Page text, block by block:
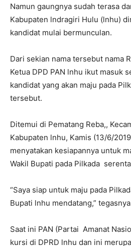
Namun gaungnya sudah terasa
Kabupaten lndragiri Hulu (lnhu)
kandidat mulai bermunculan.
Dari sekian nama tersebut nama
Ketua DPD PAN lnhu ikut masuk
kandidat yang akan maju pada
tersebut.
Ditemui di Pematang Reba,,
Kabupaten lnhu, Kamis (13/6/
menyatakan kesiapannya untuk
Wakil Bupati pada Pilkada
“Saya siap untuk maju pada
Bupati lnhu mendatang,”
Saat ini PAN (Partai Amanat
kursi di DPRD lnhu dan ini